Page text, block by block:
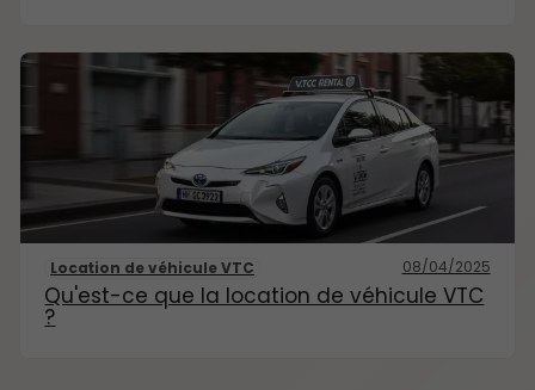
Location de véhicule VTC 08/04/2025
Qu'est-ce que la location de véhicule VTC
?